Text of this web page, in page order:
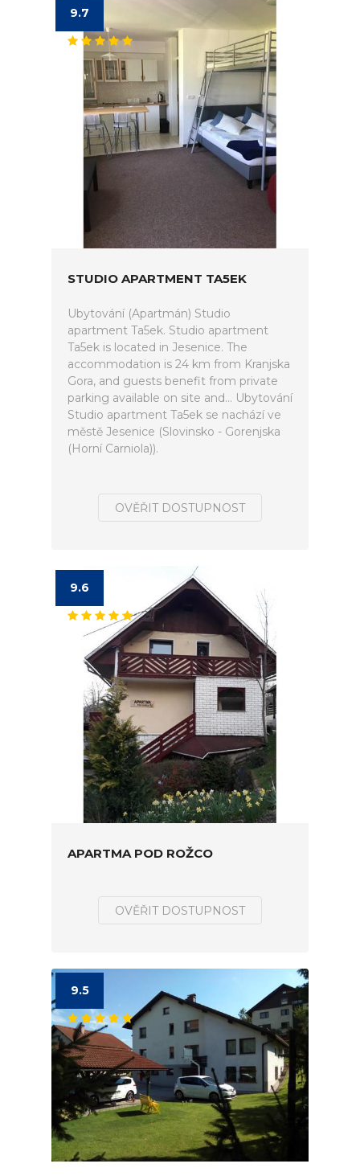
9.7
STUDIO APARTMENT TA5EK
Ubytování (Apartmán) Studio
apartment Ta5ek. Studio apartment
Ta5ek is located in Jesenice. The
accommodation is 24 km from Kranjska
Gora, and guests benefit from private
parking available on site and... Ubytování
Studio apartment Ta5ek se nachází ve
městě Jesenice (Slovinsko - Gorenjska
(Horní Carniola)).
OVĚŘIT DOSTUPNOST
9.6
APARTMA POD ROŽCO
OVĚŘIT DOSTUPNOST
9.5